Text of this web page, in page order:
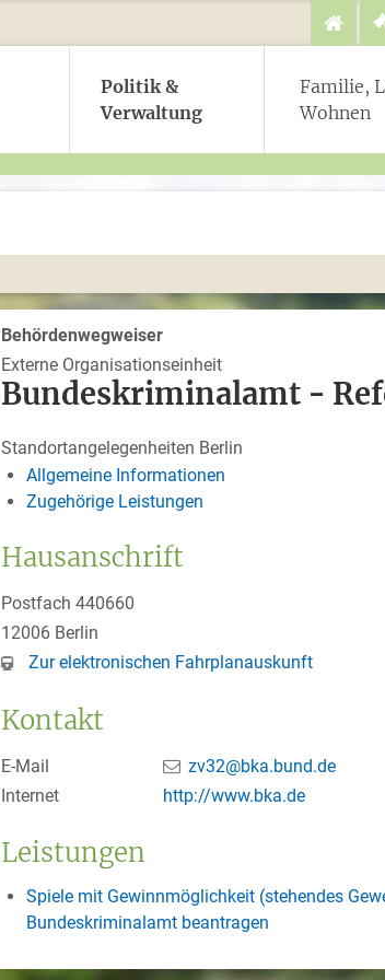
Politik &
Verwaltung
Familie,
Wohnen
Behördenwegweiser
Externe Organisationseinheit
Bundeskriminalamt -
Standortangelegenheiten Berlin
Allgemeine Informationen
Zugehörige Leistungen
Hausanschrift
Postfach 440660
12006 Berlin
Zur elektronischen Fahrplanauskunft
Kontakt
E-Mail
zv32@bka.bund.de
Internet
http://www.bka.de
Leistungen
Spiele mit Gewinnmöglichkeit (stehendes
Bundeskriminalamt beantragen